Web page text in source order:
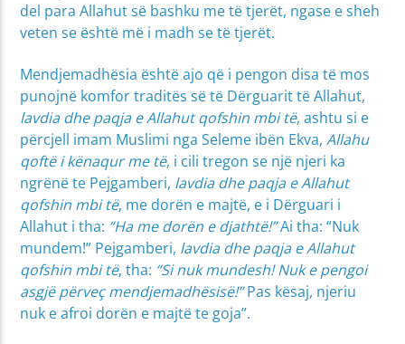
del para Allahut së bashku me të tjerët, ngase e sheh
veten se është më i madh se të tjerët.
Mendjemadhësia është ajo që i pengon disa të mos
punojnë komfor traditës së të Dërguarit të Allahut,
lavdia dhe paqja e Allahut qofshin mbi të, ashtu si e
përcjell imam Muslimi nga Seleme ibën Ekva,Allahu
qoftë i kënaqur me të, i cili tregon se një njeri ka
ngrënë te Pejgamberi, lavdia dhe paqja e Allahut
qofshin mbi të, me dorën e majtë, e i Dërguari i
Allahut i tha: “Ha me dorën e djathtë!”Ai tha: “Nuk
mundem!” Pejgamberi, lavdia dhe paqja e Allahut
qofshin mbi të, tha: “Si nuk mundesh! Nuk e pengoi
asgjë përveç mendjemadhësisë!”Pas kësaj, njeriu
nuk e afroi dorën e majtë te goja”.